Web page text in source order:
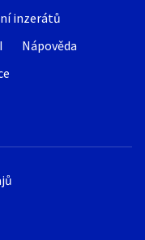
inzerátů
Nápověda